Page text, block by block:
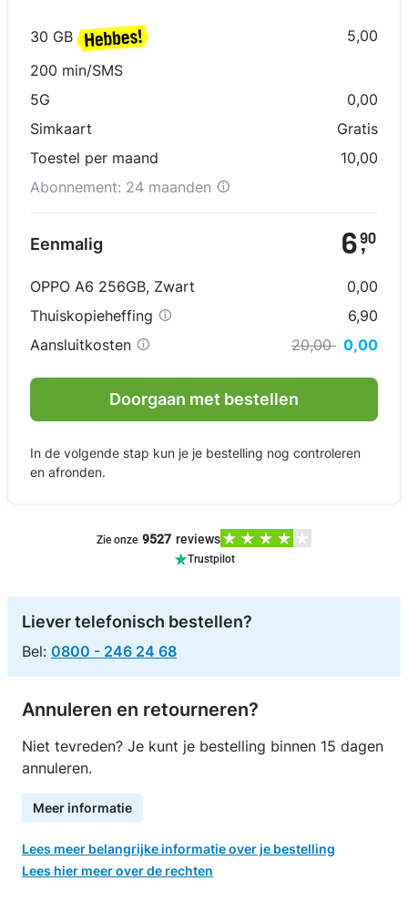
30 GB
5,00
200 min/SMS
5G
0,00
Simkaart
Gratis
Toestel per maand
10,00
Abonnement: 24 maanden
Eenmalig 6,
90
OPPO A6 256GB, Zwart
0,00
Thuiskopieheffing
6,90
Aansluitkosten
20,00 0,00
Doorgaan met bestellen
In de volgende stap kun je je bestelling nog controleren
en afronden.
Zie onze 9527 reviews
Trustpilot
Liever telefonisch bestellen?
Bel: 0800 - 246 24 68
Annuleren en retourneren?
Niet tevreden? Je kunt je bestelling binnen 15 dagen
annuleren.
Meer informatie
Lees meer belangrijke informatie over je bestelling
Lees hier meer over de rechten